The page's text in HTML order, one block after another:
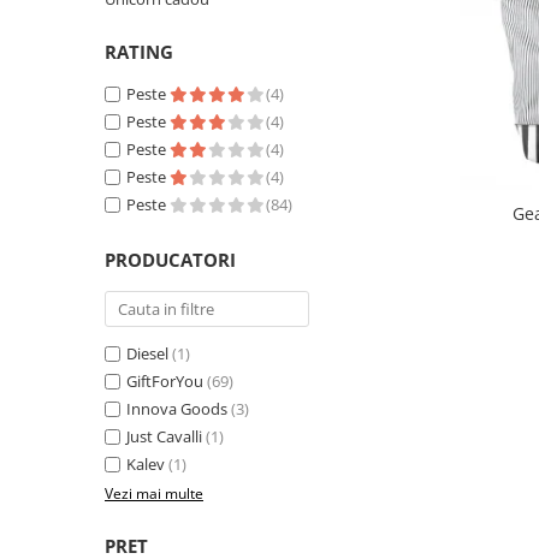
RATING
Peste
(4)
Peste
(4)
Peste
(4)
Peste
(4)
Peste
(84)
PRODUCATORI
Diesel(1)
GiftForYou (69)
Innova Goods(3)
Just Cavalli(1)
Kalev(1)
Vezi mai multe
PRET